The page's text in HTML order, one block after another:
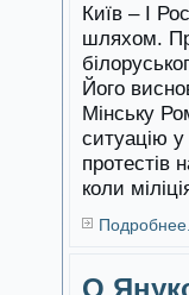
Київ – І
шляхом.
Його
Мінську
ситуацію
протестів
коли
О